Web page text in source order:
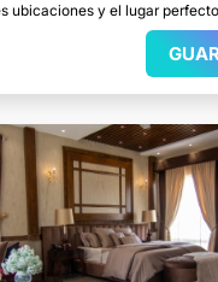
ubicaciones y el lugar